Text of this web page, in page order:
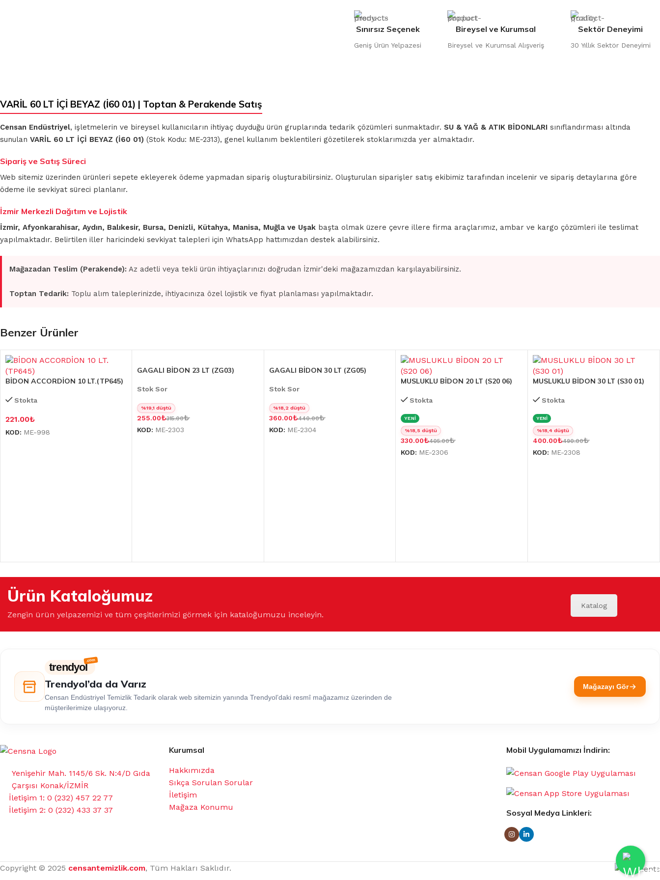
TEMİZLİK
BEZLERİ
MİKROFİBER
OTO GRUBU
Sınırsız Seçenek
Geniş Ürün Yelpazesi
Bireysel ve Kurumsal
Bireysel ve Kurumsal Alışveriş
Sektör Deneyimi
30 Yıllık Sektör Deneyimi
VARİL 60 LT İÇİ BEYAZ (İ60 01) | Toptan & Perakende Satış
Censan Endüstriyel, işletmelerin ve bireysel kullanıcıların ihtiyaç duyduğu ürün gruplarında tedarik çözümleri sunmaktadır. SU & YAĞ & ATIK BİDONLARI sınıflandırması altında
sunulan VARİL 60 LT İÇİ BEYAZ (İ60 01) (Stok Kodu: ME-2313), genel kullanım beklentileri gözetilerek stoklarımızda yer almaktadır.
Sipariş ve Satış Süreci
Web sitemiz üzerinden ürünleri sepete ekleyerek ödeme yapmadan sipariş oluşturabilirsiniz. Oluşturulan siparişler satış ekibimiz tarafından incelenir ve sipariş detaylarına göre
ödeme ile sevkiyat süreci planlanır.
İzmir Merkezli Dağıtım ve Lojistik
İzmir, Afyonkarahisar, Aydın, Balıkesir, Bursa, Denizli, Kütahya, Manisa, Muğla ve Uşak başta olmak üzere çevre illere firma araçlarımız, ambar ve kargo çözümleri ile teslimat
yapılmaktadır. Belirtilen iller haricindeki sevkiyat talepleri için WhatsApp hattımızdan destek alabilirsiniz.
Mağazadan Teslim (Perakende): Az adetli veya tekli ürün ihtiyaçlarınızı doğrudan İzmir'deki mağazamızdan karşılayabilirsiniz.
Toptan Tedarik: Toplu alım taleplerinizde, ihtiyacınıza özel lojistik ve fiyat planlaması yapılmaktadır.
Benzer Ürünler
BİDON ACCORDİON 10 LT.(TP645)
Stokta
221.00₺
KOD: ME-998
GAGALI BİDON 23 LT (ZG03)
Stok Sor
%19,1 düştü
255.00₺315.00₺
KOD: ME-2303
GAGALI BİDON 30 LT (ZG05)
Stok Sor
%18,2 düştü
360.00₺440.00₺
KOD: ME-2304
MUSLUKLU BİDON 20 LT (S20 06)
Stokta
YENİ
%18,5 düştü
330.00₺405.00₺
KOD: ME-2306
MUSLUKLU BİDON 30 LT (S30 01)
Stokta
YENİ
%18,4 düştü
400.00₺490.00₺
KOD: ME-2308
Ürün Kataloğumuz
Zengin ürün yelpazemizi ve tüm çeşitlerimizi görmek için kataloğumuzu inceleyin.
Katalog
trendyol
Trendyol’da da Varız
Censan Endüstriyel Temizlik Tedarik olarak web sitemizin yanında Trendyol’daki resmî mağazamız üzerinden de
müşterilerimize ulaşıyoruz.
Mağazayı Gör
Yenişehir Mah. 1145/6 Sk. N:4/D Gıda
Çarşısı Konak/İZMİR
İletişim 1: 0 (232) 457 22 77
İletişim 2: 0 (232) 433 37 37
Kurumsal
Hakkımızda
Sıkça Sorulan Sorular
İletişim
Mağaza Konumu
Mobil Uygulamamızı İndirin:
Sosyal Medya Linkleri:
Copyright © 2025 censantemizlik.com, Tüm Hakları Saklıdır.